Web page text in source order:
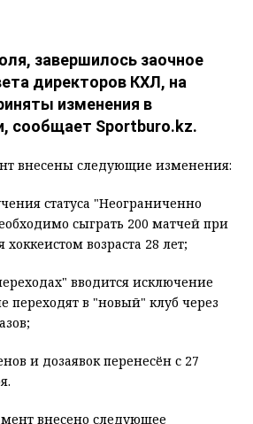
завершилось заочное
директоров КХЛ, на
изменения в
сообщает Sportburo.kz.
внесены следующие изменения:
статуса "Неограниченно
сыграть 200 матчей при
возраста 28 лет;
вводится исключение
переходят в "новый" клуб через
и дозаявок перенесён с 27
внесено следующее